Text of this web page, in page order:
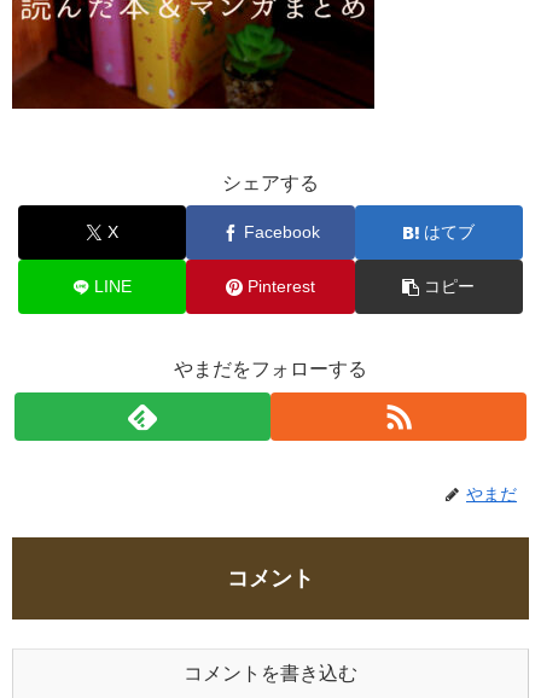
シェアする
X Facebook はてブ
LINE Pinterest コピー
やまだをフォローする
やまだ
コメント
コメントを書き込む